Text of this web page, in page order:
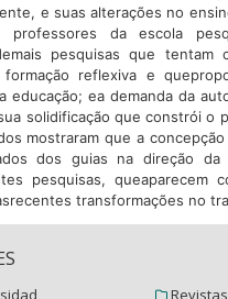
e suas alterações no
da escola
pesquisas que tentam
reflexiva e
ea demanda da
solidificação que constrói o
mostraram que a
dos guias na direção da
pesquisas, queaparecem
transformações no